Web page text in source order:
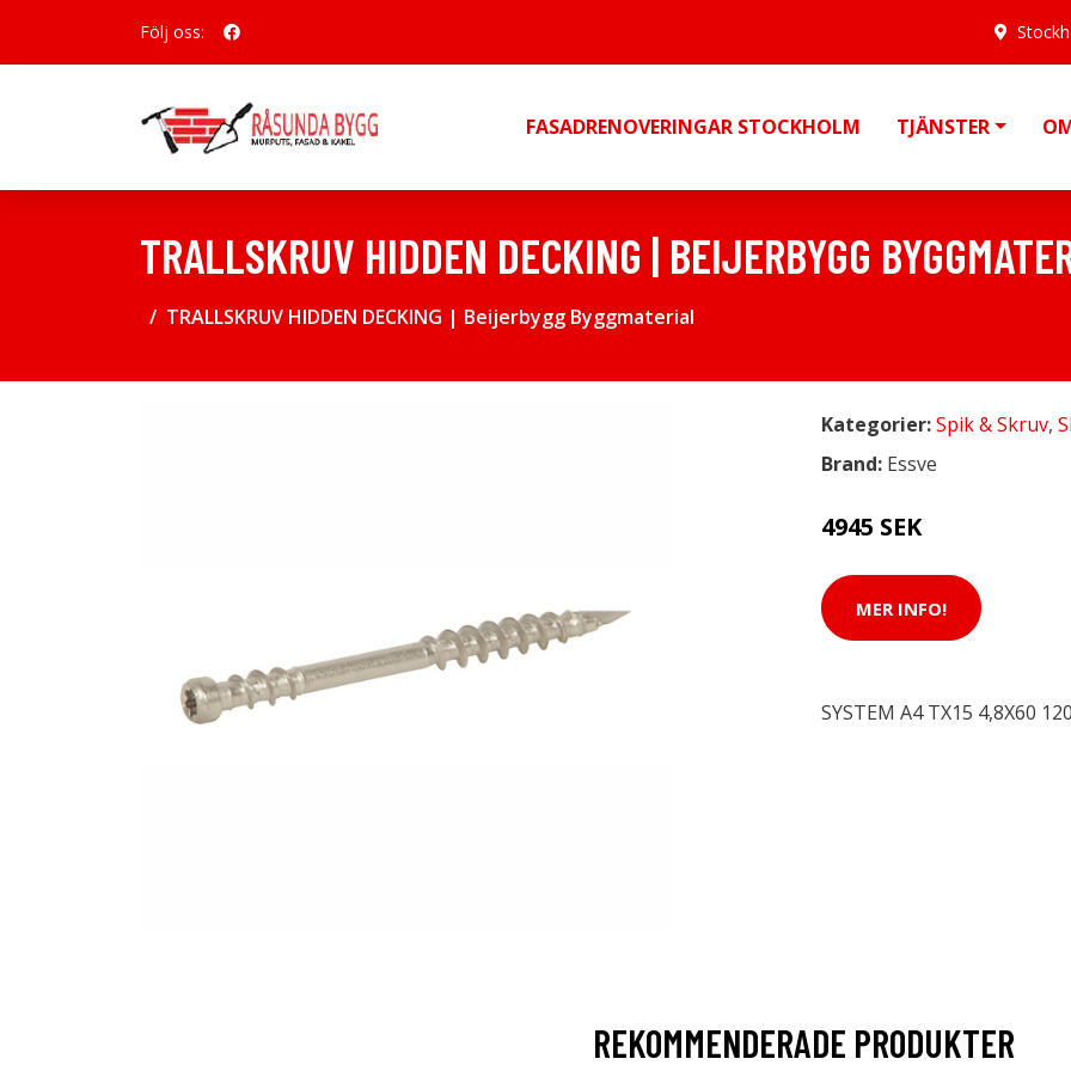
Följ oss:
FASADRENOVERINGAR STOCKHOLM TJÄNSTER
TRALLSKRUV HIDDEN DECKING | BEIJERBYGG
TRALLSKRUV HIDDEN DECKING | Beijerbygg Byggmaterial
Kategorier:Spik & Skruv,
Brand: Essve
4945 SEK
MER INFO!
SYSTEM A4 TX15 4,8X60
REKOMMENDERADE PRODUKTER